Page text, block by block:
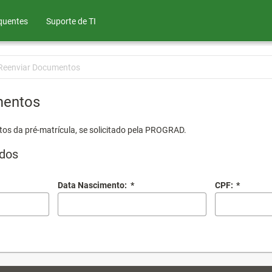
Suporte de TI
Documentos
da pré-matrícula, se solicitado pela PROGRAD.
Data Nascimento: * CPF: *